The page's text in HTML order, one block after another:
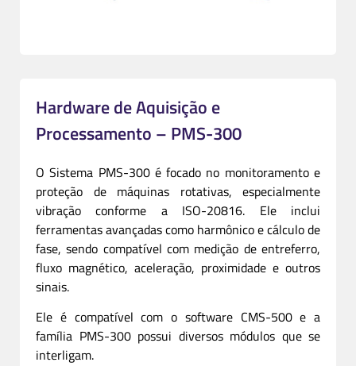
Hardware de Aquisição e
Processamento – PMS-300
O Sistema PMS-300 é focado no monitoramento e
proteção de máquinas rotativas, especialmente
vibração conforme a ISO-20816. Ele inclui
ferramentas avançadas como harmônico e cálculo de
fase, sendo compatível com medição de entreferro,
fluxo magnético, aceleração, proximidade e outros
sinais.
Ele é compatível com o software CMS-500 e a
família PMS-300 possui diversos módulos que se
interligam.